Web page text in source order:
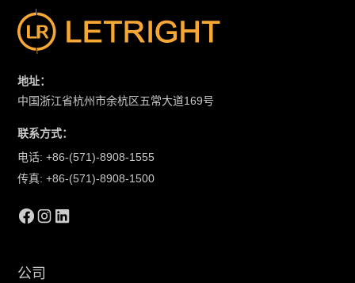
地址：
中国浙江省杭州市余杭区五常大道169号
联系方式：
电话: +86-(571)-8908-1555
传真: +86-(571)-8908-1500
公司